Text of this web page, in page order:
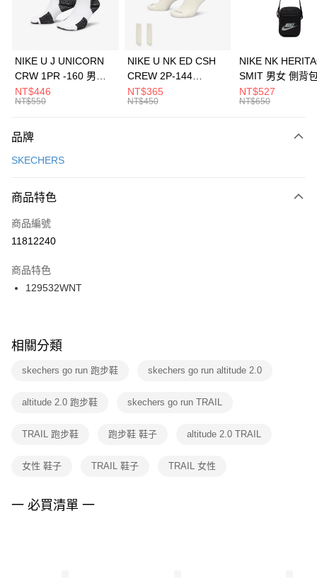
華南商業銀行
彰化商業銀行
上海商業儲蓄銀行
元大商業銀行
台灣樂天信用卡公司
Apple Pay
全盈+PAY
AFTEE先享後付
【關於「AFTEE先享後付」】
便利好安心！
３．安心：先確認商品／服務後，再付款。
【「AFTEE先享後付」結帳流程】
１．於結帳方式選擇「AFTEE先享後付」後，將跳轉至「AFTEE先享後付」
２．訂單成立數日內，您將收到繳費通知簡訊。
３．收到繳費通知簡訊後14天內，點擊此簡訊中的連結，可透過四大超商／
ATM／網路銀行／等多元方式進行付款，方視為交易完成。
※ 交易是否成功請以「AFTEE先享後付 」之結帳頁面顯示為準，若有關於
是否繳費成功／繳費後需取消欲退款等相關疑問，請聯繫「AFTEE先享後付
客戶支援中心」https://netprotections.freshdesk.com/support/home
１．透過由恩沛科技股份有限公司提供之「AFTEE先享後付」服務完成之交
權轉讓予恩沛科技股份有限公司。
３．未成年的使用者請事先徵得法定代理人或監護人之同意方可使用
４．使用「AFTEE先享後付」時，將依據個別帳號之用戶狀況，依本公司即
運送方式
每筆NT$100，滿NT$1,500(含以上)免運費
宅配
每筆NT$100，滿NT$1,500(含以上)免運費
付款後門市自取
每筆NT$100，滿NT$1,500(含以上)免運費
NIKE U J UNICORN
CRW 1PR -160 男女
中統襪 FZ3393100
NT$446
NT$550
NIKE U NK ED CSH
CREW 2P-144
EMBRDY 男女 短統襪
FZ3073133
NT$365
NT$450
NIKE NK
SMIT 男女 側背
BA5871010
NT$527
NT$650
品牌
SKECHERS
商品特色
商品編號
11812240
商品特色
129532WNT
相關分類
skechers go run 跑步鞋 skechers go run altitude 2.0
altitude 2.0 跑步鞋 skechers go run TRAIL
TRAIL 跑步鞋 跑步鞋 鞋子 altitude 2.0 TRAIL
女性 鞋子 TRAIL 鞋子 TRAIL 女性
一 必買清單 一